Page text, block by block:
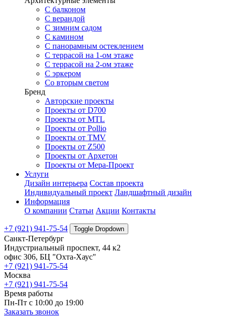
С балконом
С верандой
С зимним садом
С камином
С панорамным остеклением
С террасой на 1-ом этаже
С террасой на 2-ом этаже
С эркером
Со вторым светом
Бренд
Авторские проекты
Проекты от D700
Проекты от MTL
Проекты от Pollio
Проекты от TMV
Проекты от Z500
Проекты от Архетон
Проекты от Мера-Проект
Услуги
Дизайн интерьера Состав проекта
Индивидуальный проект Ландшафтный дизайн
Информация
О компании Статьи Акции Контакты
+7 (921) 941-75-54 Toggle Dropdown
Санкт-Петербург
Индустриальный проспект, 44 к2
офис 306, БЦ "Охта-Хаус"
+7 (921) 941-75-54
Москва
+7 (921) 941-75-54
Время работы
Пн-Пт с 10:00 до 19:00
Заказать звонок